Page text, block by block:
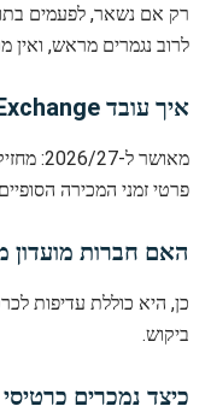
רק אם נשאר, לפעמים
לרוב נגמרים מראש, ואין
איך עובד Ticket Exchange של Millwall?
מאושר
פרטי זמני המכירה
האם חברות
כן, היא כוללת עדיפות
ביקוש.
כיצד נמכרים